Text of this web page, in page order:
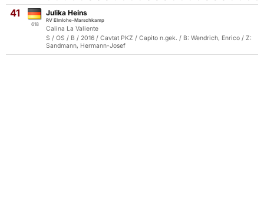
41
618
Julika Heins
RV Elmlohe-Marschkamp
Calina La Valiente
S / OS / B / 2016 / Cavtat PKZ / Capito n.gek. / B: Wendrich, Enrico / Z:
Sandmann, Hermann-Josef